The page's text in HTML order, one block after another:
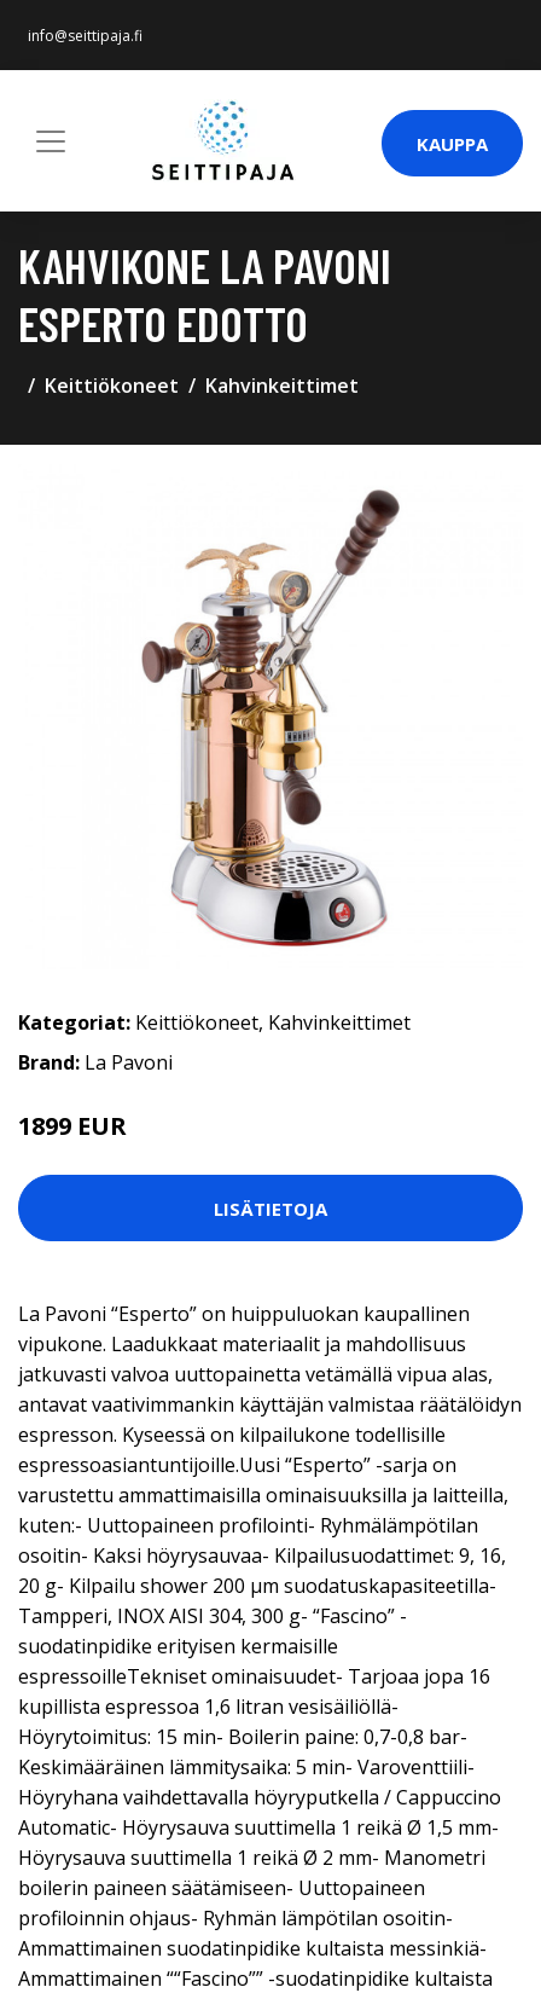
info@seittipaja.fi
KAUPPA
KAHVIKONE LA PAVONI
ESPERTO EDOTTO
Keittiökoneet Kahvinkeittimet
Kategoriat: Keittiökoneet, Kahvinkeittimet
Brand: La Pavoni
1899 EUR
LISÄTIETOJA
La Pavoni “Esperto” on huippuluokan kaupallinen
vipukone. Laadukkaat materiaalit ja mahdollisuus
jatkuvasti valvoa uuttopainetta vetämällä vipua alas,
antavat vaativimmankin käyttäjän valmistaa räätälöidyn
espresson. Kyseessä on kilpailukone todellisille
espressoasiantuntijoille.Uusi “Esperto” -sarja on
varustettu ammattimaisilla ominaisuuksilla ja laitteilla,
kuten:- Uuttopaineen profilointi- Ryhmälämpötilan
osoitin- Kaksi höyrysauvaa- Kilpailusuodattimet: 9, 16,
20 g- Kilpailu shower 200 µm suodatuskapasiteetilla-
Tampperi, INOX AISI 304, 300 g- “Fascino” -
suodatinpidike erityisen kermaisille
espressoilleTekniset ominaisuudet- Tarjoaa jopa 16
kupillista espressoa 1,6 litran vesisäiliöllä-
Höyrytoimitus: 15 min- Boilerin paine: 0,7-0,8 bar-
Keskimääräinen lämmitysaika: 5 min- Varoventtiili-
Höyryhana vaihdettavalla höyryputkella / Cappuccino
Automatic- Höyrysauva suuttimella 1 reikä Ø 1,5 mm-
Höyrysauva suuttimella 1 reikä Ø 2 mm- Manometri
boilerin paineen säätämiseen- Uuttopaineen
profiloinnin ohjaus- Ryhmän lämpötilan osoitin-
Ammattimainen suodatinpidike kultaista messinkiä-
Ammattimainen ““Fascino”” -suodatinpidike kultaista